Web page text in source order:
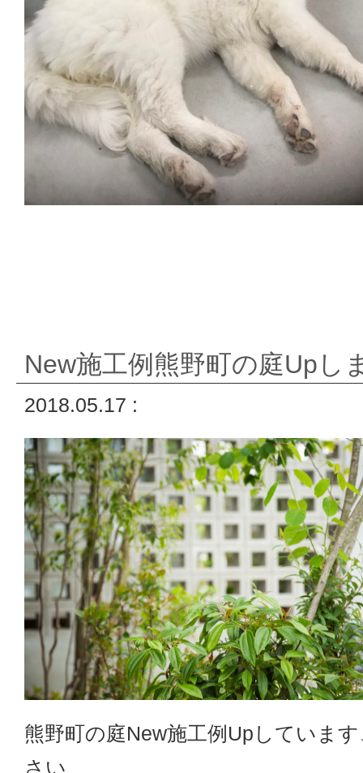
New施工例熊野町の庭Upし
2018.05.17 :
熊野町の庭New施工例Upしていま
さい